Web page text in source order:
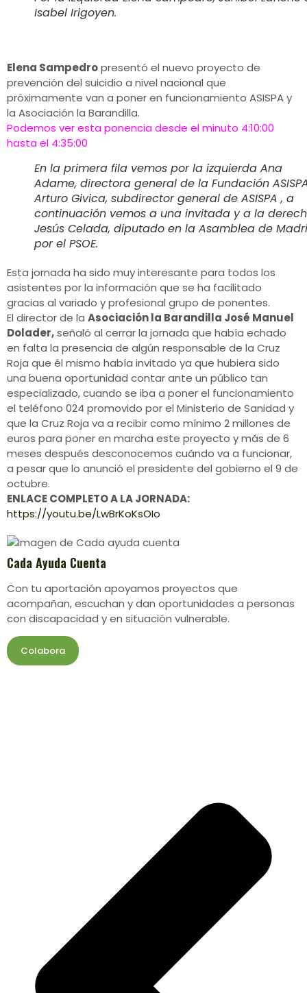
Isabel Irigoyen.
Elena Sampedropresentó el nuevo proyecto de
prevención del suicidio a nivel nacional que
próximamente van a poner en funcionamiento ASISPA y
la Asociación la Barandilla.
Podemos ver esta ponencia desde el minuto 4:10:00
hasta el 4:35:00
En la primera fila vemos por la izquierda Ana
Adame, directora general de la Fundación
Arturo Givica, subdirector general de ASISPA , a
continuación vemos a una invitada y a la
Jesús Celada, diputado en la Asamblea de
por el PSOE.
Esta jornada ha sido muy interesante para todos los
asistentes por la información que se ha facilitado
gracias al variado y profesional grupo de ponentes.
El director de la Asociación la Barandilla José Manuel
Dolader,señaló al cerrar la jornada que había echado
en falta la presencia de algún responsable de la Cruz
Roja que él mismo había invitado ya que hubiera sido
una buena oportunidad contar ante un público tan
especializado, cuando se iba a poner el funcionamiento
el teléfono 024 promovido por el Ministerio de Sanidad y
que la Cruz Roja va a recibir como mínimo 2 millones de
euros para poner en marcha este proyecto y más de 6
meses después desconocemos cuándo va a funcionar,
a pesar que lo anunció el presidente del gobierno el 9 de
octubre.
ENLACE COMPLETO A LA JORNADA:
https://youtu.be/LwBrKoKsOIo
Cada Ayuda Cuenta
Con tu aportación apoyamos proyectos que
acompañan, escuchan y dan oportunidades a personas
con discapacidad y en situación vulnerable.
Colabora